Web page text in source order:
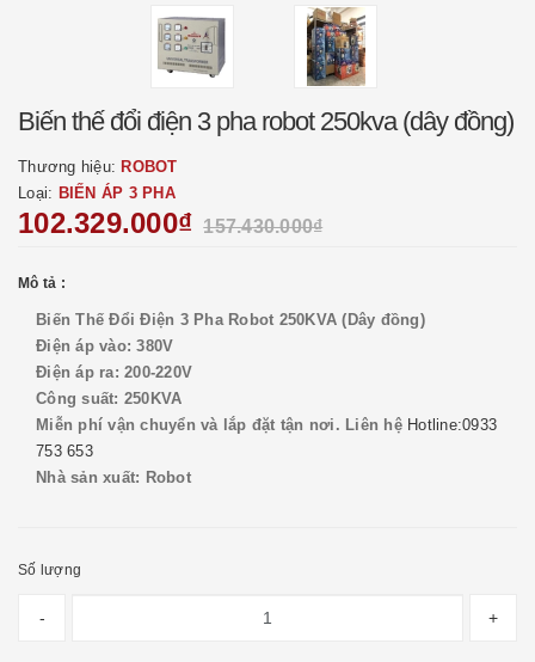
Biến thế đổi điện 3 pha robot 250kva (dây đồng)
Thương hiệu: ROBOT
Loại: BIẾN ÁP 3 PHA
102.329.000₫ 157.430.000₫
Mô tả :
Biến Thế Đổi Điện 3 Pha Robot 250KVA (Dây đồng)
Điện áp vào: 380V
Điện áp ra: 200-220V
Công suất: 250KVA
Miễn phí vận chuyển và lắp đặt tận nơi. Liên hệ Hotline:0933
753 653
Nhà sản xuất: Robot
Số lượng
- +